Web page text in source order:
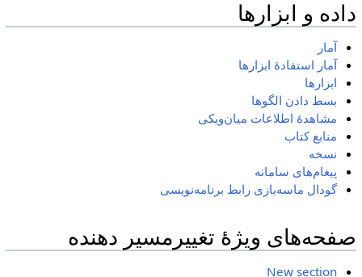
داده و ابزارها
آمار
آمار استفادهٔ ابزارها
ابزارها
بسط دادن الگوها
مشاهدهٔ اطلاعات میان‌ویکی
منابع کتاب
نسخه
پیغام‌های سامانه
گودال ماسه‌بازی رابط برنامه‌نویسی
صفحه‌های ویژهٔ تغییرمسیر دهنده
New section